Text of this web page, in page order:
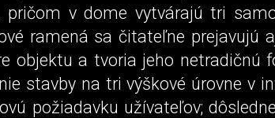
pričom v dome vytvárajú tri
ramená sa čitateľne prejavujú
objektu a tvoria jeho netradičnú
stavby na tri výškové úrovne v
požiadavku užívateľov;